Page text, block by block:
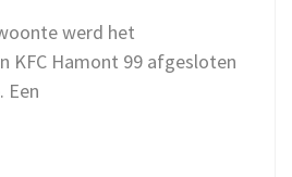
werd het
KFC Hamont 99 afgesloten
Een